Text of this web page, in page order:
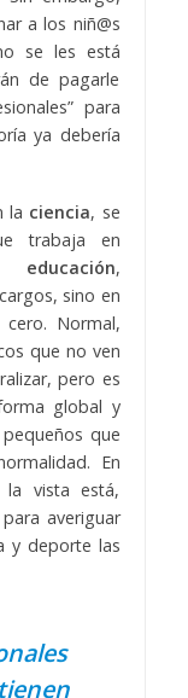
a los niñ@s
se les está
de pagarle
para
ya debería
la ciencia, se
trabaja en
educación,
sino en
Normal,
que no ven
pero es
global y
que
En
vista está,
averiguar
y deporte las